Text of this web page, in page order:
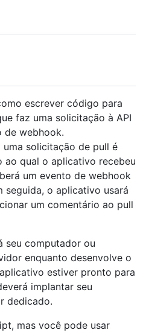
escrever código para
faz uma solicitação à API
de webhook.
uma solicitação de pull é
qual o aplicativo recebeu
um evento de webhook
seguida, o aplicativo usará
um comentário ao pull
seu computador ou
enquanto desenvolve o
estiver pronto para
implantar seu
dedicado.
mas você pode usar